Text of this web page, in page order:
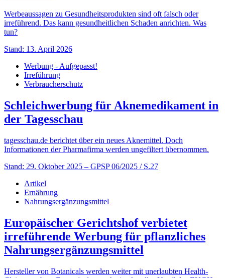
Werbeaussagen zu Gesundheitsprodukten sind oft falsch oder
irreführend. Das kann gesundheitlichen Schaden anrichten. Was
tun?
Stand: 13. April 2026
Werbung - Aufgepasst!
Irreführung
Verbraucherschutz
Schleichwerbung für Aknemedikament in
der Tagesschau
tagesschau.de berichtet über ein neues Aknemittel. Doch
Informationen der Pharmafirma werden ungefiltert übernommen.
Stand: 29. Oktober 2025 – GPSP 06/2025 / S.27
Artikel
Ernährung
Nahrungsergänzungsmittel
Europäischer Gerichtshof verbietet
irreführende Werbung für pflanzliches
Nahrungsergänzungsmittel
Hersteller von Botanicals werden weiter mit unerlaubten Health-